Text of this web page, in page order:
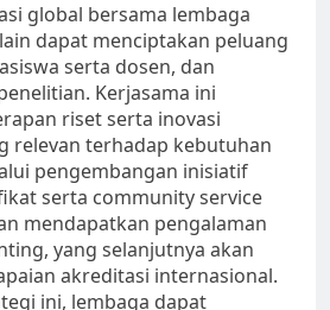
global bersama lembaga
dapat menciptakan peluang
serta dosen, dan
Kerjasama ini
riset serta inovasi
relevan terhadap kebutuhan
pengembangan inisiatif
serta community service
mendapatkan pengalaman
yang selanjutnya akan
akreditasi internasional.
ini, lembaga dapat